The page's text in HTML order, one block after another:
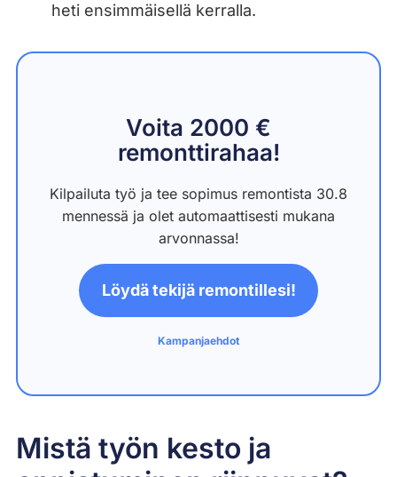
heti ensimmäisellä kerralla.
Voita 2000 €
remonttirahaa!
Kilpailuta työ ja tee sopimus remontista 30.8
mennessä ja olet automaattisesti mukana
arvonnassa!
Löydä tekijä remontillesi!
Kampanjaehdot
Mistä työn kesto ja